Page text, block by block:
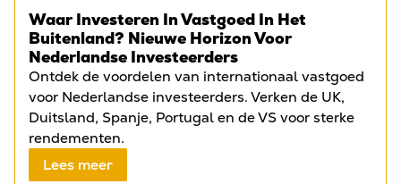
Waar Investeren In Vastgoed In Het
Buitenland? Nieuwe Horizon Voor
Nederlandse Investeerders
Ontdek de voordelen van internationaal vastgoed
voor Nederlandse investeerders. Verken de UK,
Duitsland, Spanje, Portugal en de VS voor sterke
rendementen.
Lees meer